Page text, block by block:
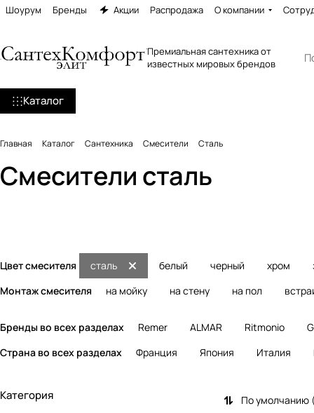
Шоурум Бренды Акции Распродажа О компании
Премиальная сантехника от
известных мировых брендов
Каталог
Главная Каталог Сантехника Смесители Сталь
Смесители сталь
Смесители для раковины Смесители для кухни
Цвет смесителя белый черный хром
сталь
Монтаж смесителя
на мойку на стену на пол
Бренды во всех разделах Remer ALMAR Ritmonio
Страна во всех разделах
Франция Япония Италия
По умолчанию
Категория